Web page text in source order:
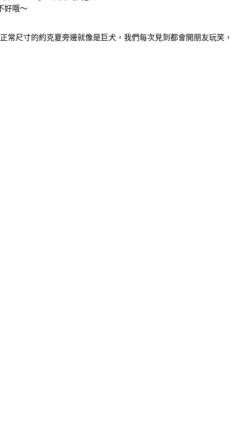
好哦～
尺寸的約克夏旁邊就像是巨犬，我們每次見到都會開朋友玩笑，